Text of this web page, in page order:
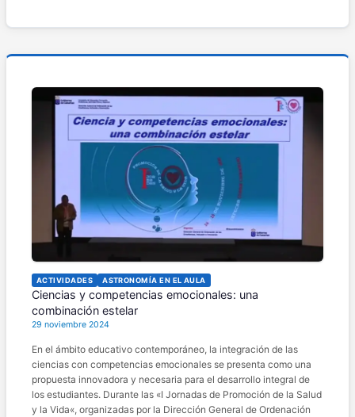
ACTIVIDADES ASTRONOMÍA EN EL AULA
Ciencias y competencias emocionales: una
combinación estelar
29 noviembre 2024
En el ámbito educativo contemporáneo, la integración de las
ciencias con competencias emocionales se presenta como una
propuesta innovadora y necesaria para el desarrollo integral de
los estudiantes. Durante las «I Jornadas de Promoción de la Salud
y la Vida«, organizadas por la Dirección General de Ordenación